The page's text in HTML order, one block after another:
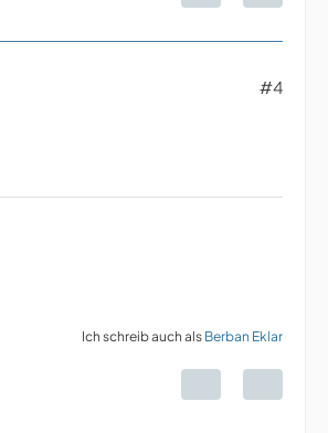
#4
Ich schreib auch als Berban Eklar